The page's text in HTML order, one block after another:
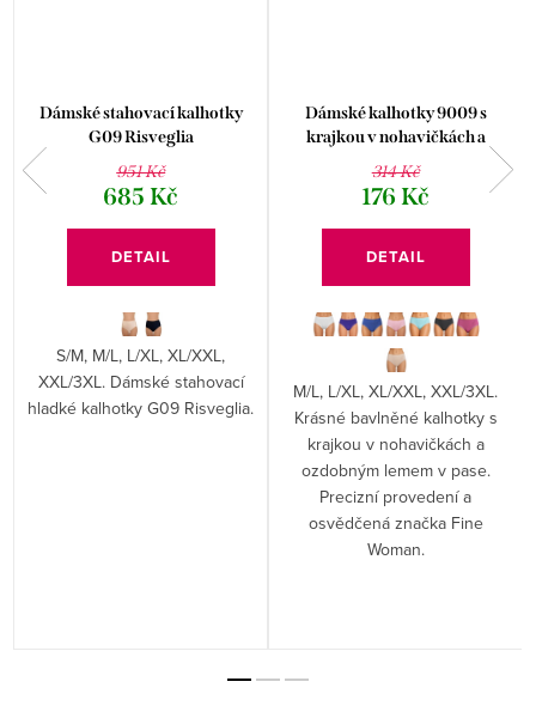
Dámské stahovací kalhotky
G09 Risveglia
951 Kč
685 Kč
DETAIL
S/M, M/L, L/XL, XL/XXL,
XXL/3XL. Dámské stahovací
hladké kalhotky G09 Risveglia.
Dámské kalhotky 9009 s
krajkou v nohavičkách a
ozdobným lemem
314 Kč
176 Kč
DETAIL
M/L, L/XL, XL/XXL, XXL/3XL.
Krásné bavlněné kalhotky s
krajkou v nohavičkách a
ozdobným lemem v pase.
Precizní provedení a
osvědčená značka Fine
Woman.